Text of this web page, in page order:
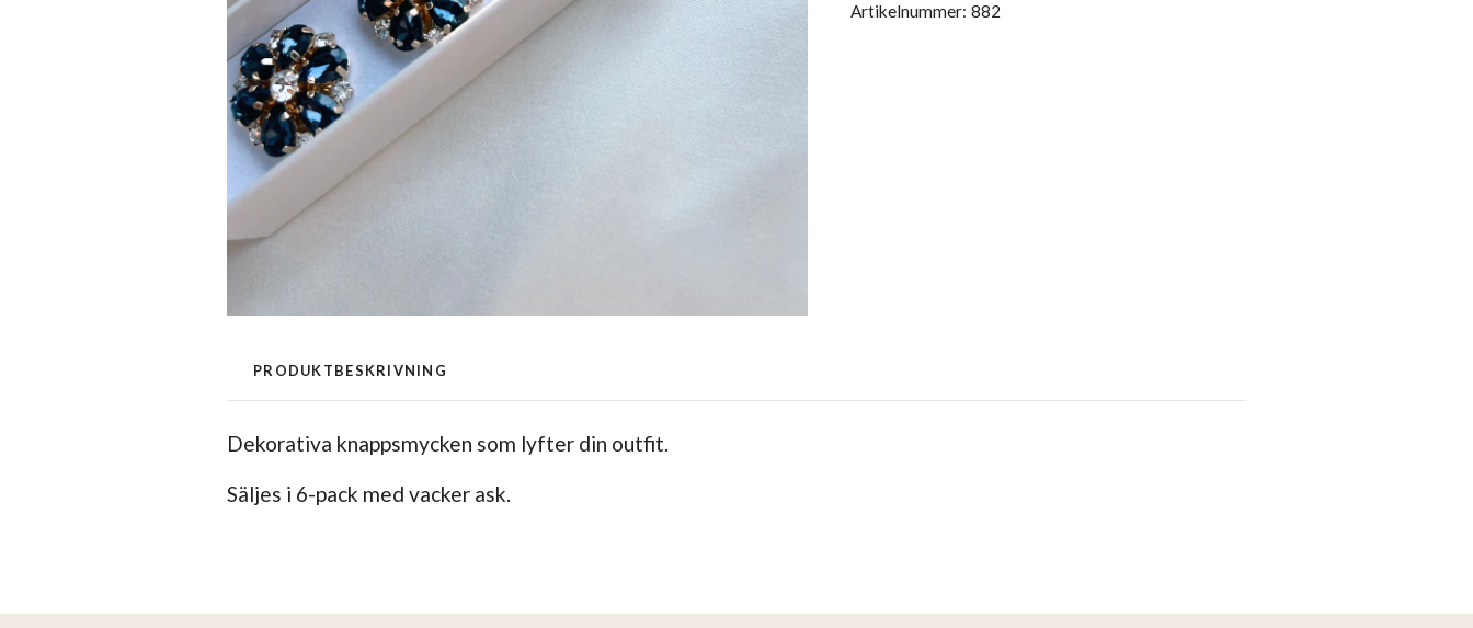
Artikelnummer: 882
PRODUKTBESKRIVNING
Dekorativa knappsmycken som lyfter din outfit.
Säljes i 6-pack med vacker ask.